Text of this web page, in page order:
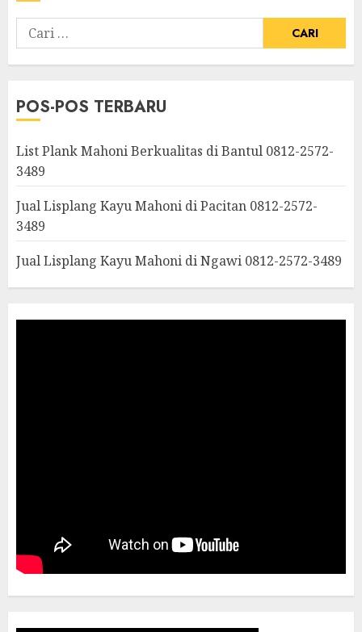
POS-POS TERBARU
List Plank Mahoni Berkualitas di Bantul 0812-2572-
3489
Jual Lisplang Kayu Mahoni di Pacitan 0812-2572-
3489
Jual Lisplang Kayu Mahoni di Ngawi 0812-2572-3489